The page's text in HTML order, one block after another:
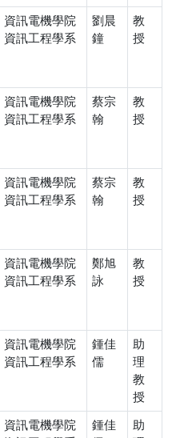
資訊電機學院
資訊工程學系
劉晨
鐘
教
授
資訊電機學院
資訊工程學系
蔡宗
翰
教
授
資訊電機學院
資訊工程學系
蔡宗
翰
教
授
資訊電機學院
資訊工程學系
鄭旭
詠
教
授
資訊電機學院
資訊工程學系
鍾佳
儒
助
理
教
授
資訊電機學院
鍾佳
助